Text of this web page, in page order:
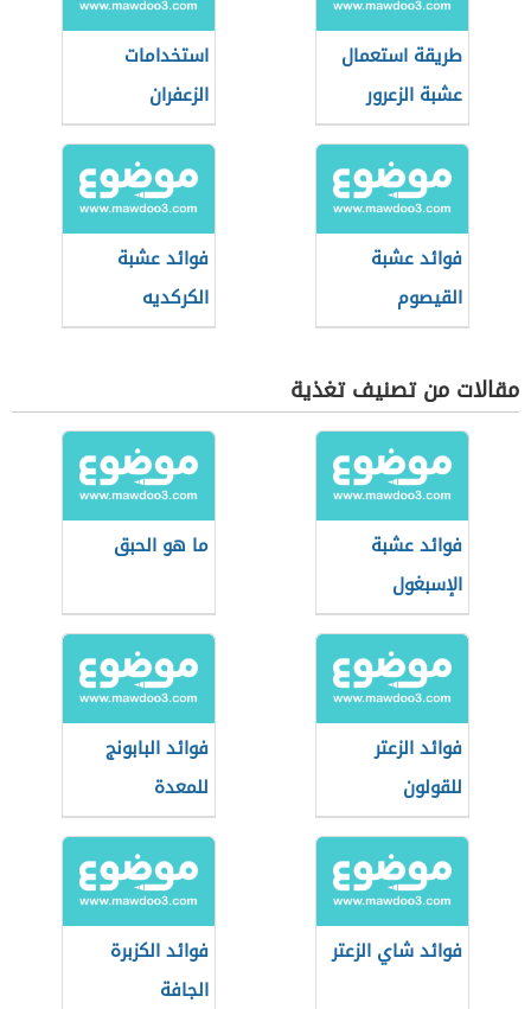
طريقة استعمال
عشبة الزعرور
استخدامات
الزعفران
فوائد عشبة
القيصوم
فوائد عشبة
الكركديه
مقالات من تصنيف تغذية
فوائد عشبة
الإسبغول
ما هو الحبق
فوائد الزعتر
للقولون
فوائد البابونج
للمعدة
فوائد شاي الزعتر
فوائد الكزبرة
الجافة